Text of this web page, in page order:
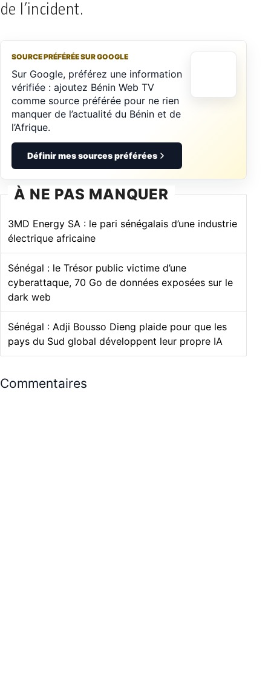
de l’incident.
SOURCE PRÉFÉRÉE SUR GOOGLE
Sur Google, préférez une information
vérifiée : ajoutez Bénin Web TV
comme source préférée pour ne rien
manquer de l’actualité du Bénin et de
l’Afrique.
Définir mes sources préférées
À NE PAS MANQUER
3MD Energy SA : le pari sénégalais d’une industrie
électrique africaine
Sénégal : le Trésor public victime d’une
cyberattaque, 70 Go de données exposées sur le
dark web
Sénégal : Adji Bousso Dieng plaide pour que les
pays du Sud global développent leur propre IA
Commentaires